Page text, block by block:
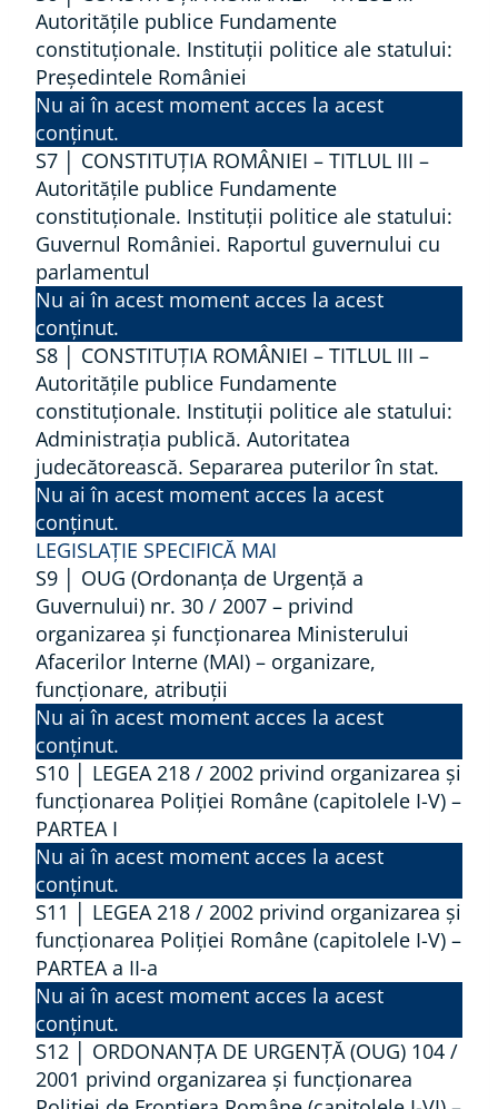
A
D
R
E
P
T
U
R
I
L
O
R
O
M
U
L
U
I
–
O
N
U
1
9
4
8
Autorităţile publice Fundamente
constituționale. Instituții politice ale statului:
Președintele României
Nu ai în acest moment acces la acest
conținut.
S7 │ CONSTITUȚIA ROMÂNIEI – TITLUL III –
Autorităţile publice Fundamente
constituționale. Instituții politice ale statului:
Guvernul României. Raportul guvernului cu
parlamentul
Nu ai în acest moment acces la acest
conținut.
S8 │ CONSTITUȚIA ROMÂNIEI – TITLUL III –
Autorităţile publice Fundamente
constituționale. Instituții politice ale statului:
Administrația publică. Autoritatea
judecătorească. Separarea puterilor în stat.
Nu ai în acest moment acces la acest
conținut.
LEGISLAȚIE SPECIFICĂ MAI
S9 │ OUG (Ordonanța de Urgență a
Guvernului) nr. 30 / 2007 – privind
organizarea și funcționarea Ministerului
Afacerilor Interne (MAI) – organizare,
funcționare, atribuții
Nu ai în acest moment acces la acest
conținut.
S10 │ LEGEA 218 / 2002 privind organizarea și
funcționarea Poliției Române (capitolele I-V) –
PARTEA I
Nu ai în acest moment acces la acest
conținut.
S11 │ LEGEA 218 / 2002 privind organizarea și
funcționarea Poliției Române (capitolele I-V) –
PARTEA a II-a
Nu ai în acest moment acces la acest
conținut.
S12 │ ORDONANŢA DE URGENŢĂ (OUG) 104 /
2001 privind organizarea şi funcţionarea